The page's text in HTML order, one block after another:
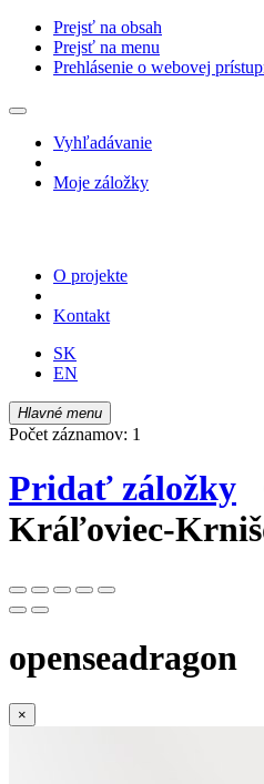
Prejsť na obsah
Prejsť na menu
Prehlásenie o webovej
Vyhľadávanie
Moje záložky
O projekte
Kontakt
SK
EN
Hlavné menu
Počet záznamov: 1
Pridať záložky
Kráľoviec-
openseadragon
×